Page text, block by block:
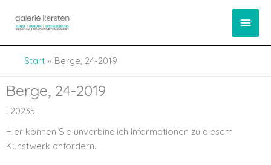
springen
Inhalt
Start Berge, 24-2019
Berge, 24-2019
L20235
Hier können Sie unverbindlich Informationen zu diesem
Kunstwerk anfordern.